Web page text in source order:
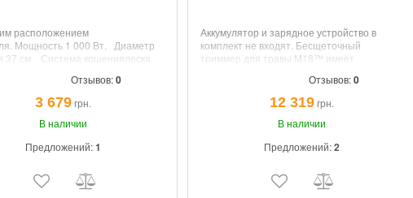
расположением
Мощность1 000 Вт. Диаметр
37 см. Система кошения леска.
Отзывов:0
3 679грн.
В наличии
Предложений:1
Аккумулятор и зарядное устройство в
комплект не входят. Бесщеточный
триммер для травы M18™ имеет
и достигает полного газа менее чем за 1
секунду. До 4600 об/мин в первом режиме
и 6200 об/мин во втором режиме. 2-
скоростной регулируемый триггер
более высокой производительностью или
Регулируемая ширина резки 35-40 см. До 1
часа работы с аккумулятором M18™ HIGH
Отзывов:0
12 319грн.
В наличии
Предложений:2